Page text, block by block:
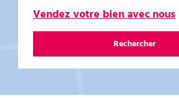
Vendez votre bien avec nous
Rechercher